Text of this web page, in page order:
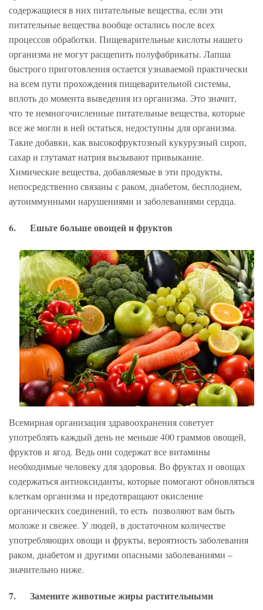
содержащиеся в них питательные вещества, если эти
питательные вещества вообще остались после всех
процессов обработки. Пищеварительные кислоты нашего
организма не могут расщепить полуфабрикаты. Лапша
быстрого приготовления остается узнаваемой практически
на всем пути прохождения пищеварительной системы,
вплоть до момента выведения из организма. Это значит,
что те немногочисленные питательные вещества, которые
все же могли в ней остаться, недоступны для организма.
Такие добавки, как высокофруктозный кукурузный сироп,
сахар и глутамат натрия вызывают привыкание.
Химические вещества, добавляемые в эти продукты,
непосредственно связаны с раком, диабетом, бесплодием,
аутоиммунными нарушениями и заболеваниями сердца.
6. Ешьте больше овощей и фруктов
Всемирная организация здравоохранения советует
употреблять каждый день не меньше 400 граммов овощей,
фруктов и ягод. Ведь они содержат все витамины
необходимые человеку для здоровья. Во фруктах и овощах
содержаться антиоксиданты, которые помогают обновляться
клеткам организма и предотвращают окисление
органических соединений, то есть позволяют вам быть
моложе и свежее. У людей, в достаточном количестве
употребляющих овощи и фрукты, вероятность заболевания
раком, диабетом и другими опасными заболеваниями –
значительно ниже.
7. Замените животные жиры растительными